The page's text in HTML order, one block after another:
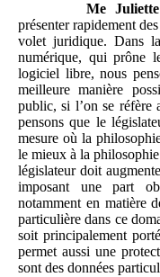
Me
Juliette
présenter rapidement
volet juridique. Dans
numérique, qui prône
logiciel libre, nous
meilleure manière
public, si l’on se réfère
pensons que le
mesure où la
le mieux à la
législateur doit
imposant une part
notamment en matière
particulière dans ce
soit principalement
permet aussi une
sont des données